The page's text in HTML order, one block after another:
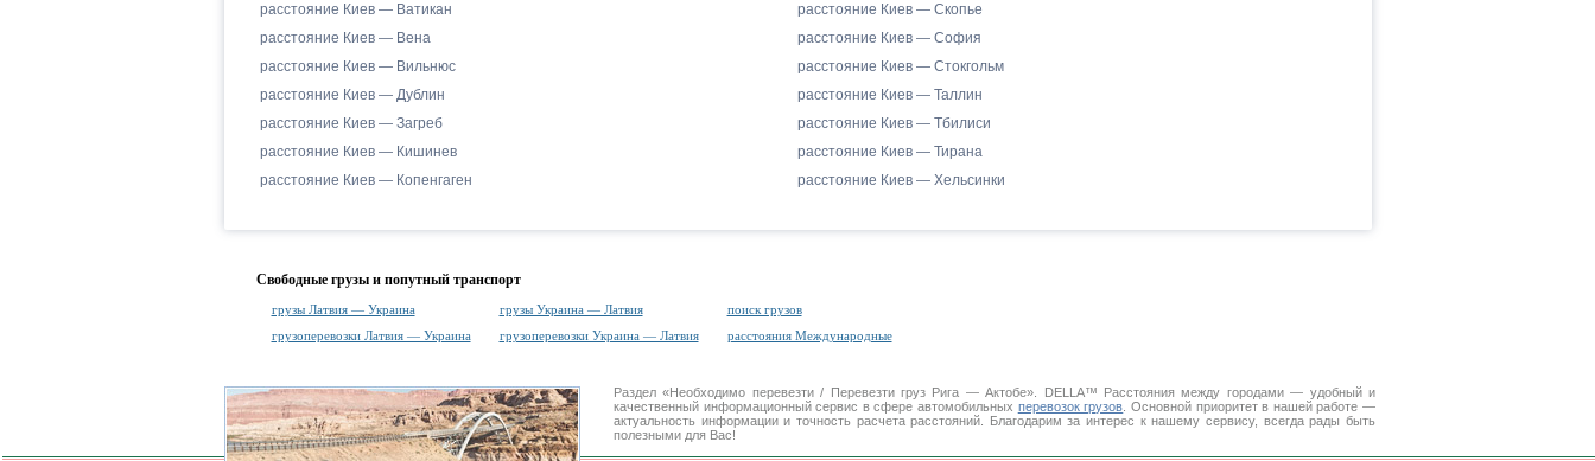
расстояние Киев — Ватикан
расстояние Киев — Вена
расстояние Киев — Вильнюс
расстояние Киев — Дублин
расстояние Киев — Загреб
расстояние Киев — Кишинев
расстояние Киев — Копенгаген
расстояние Киев — Скопье
расстояние Киев — София
расстояние Киев — Стокгольм
расстояние Киев — Таллин
расстояние Киев — Тбилиси
расстояние Киев — Тирана
расстояние Киев — Хельсинки
Свободные грузы и попутный транспорт
грузы Латвия — Украина грузы Украина — Латвия
поиск грузов
грузоперевозки Латвия — Украина
грузоперевозки Украина — Латвия расстояния Международные
Раздел «Необходимо перевезти / Перевезти груз Рига — Актобе». DELLA™ Расстояния между городами— удобный и
качественный информационный сервис в сфере автомобильных перевозок грузов . Основной приоритет в нашей работе —
актуальность информации и точность расчета расстояний. Благодарим за интерес к нашему сервису, всегда рады быть
полезными для Вас!